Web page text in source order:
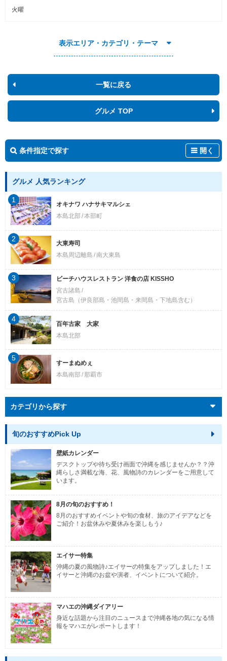
火曜
表示エリア・カテゴリ・テーマ
一覧に戻る
グルメ TOP
条件指定で探す 開く
グルメ 人気ランキング
オキナワ ハナサキマルシェ
本島北部 本部町
1
大東寿司
本島周辺離島 南大東島
2
ビーチハウスレストラン 洋食の店 KISSHO
宮古諸島
宮古島（伊良部島・池間島・来間島・下地島含む）
3
百年古家 大家
本島北部
4
すーまぬめぇ
本島南部
那覇市
5
カテゴリから探す
旬のおすすめPick Up
壁紙カレンダー
デスクトップや待ち受け画面で沖縄を感じませんか？？沖
縄らしさ満載な海、花、風物詩のカレンダーをご用意して
います。
8月の旬のおすすめ！
8月のおすすめイベントや旬の食材、旅のアイデアなどを
ご紹介！お盆休みや夏休みを楽しもう♪
エイサー特集
沖縄の夏の風物詩♪エイサーの特集をアップしました！エ
イサーと沖縄のお盆や演者、イベントについて紹介。
マハエの沖縄ダイアリー
身近な話題から注目のニュースまで沖縄各地の気になる情
報をマハエがレポートします！